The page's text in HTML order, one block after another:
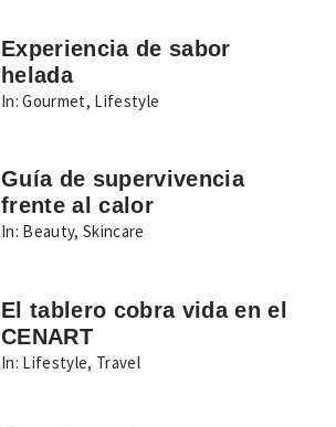
Experiencia de sabor
helada
In: Gourmet, Lifestyle
Guía de supervivencia
frente al calor
In: Beauty,Skincare
El tablero cobra vida en el
CENART
In: Lifestyle, Travel